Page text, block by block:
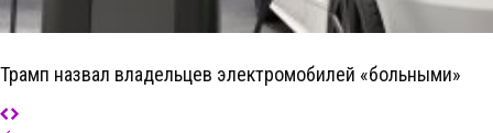
Трамп назвал владельцев электромобилей «больными»